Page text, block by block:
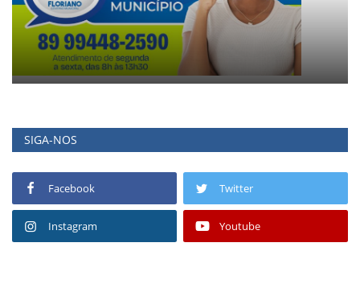
SIGA-NOS
Facebook Twitter
Instagram Youtube